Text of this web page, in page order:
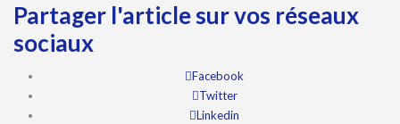
Partager l'article sur vos réseaux
sociaux
Facebook
Twitter
Linkedin